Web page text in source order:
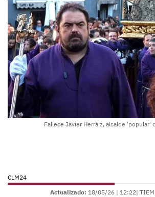
Fallece Javier Herráiz, alcalde 'popular'
CLM24
Actualizado: 18/05/26 | 12:22|